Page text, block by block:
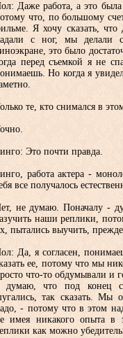
Даже работа, а это была
что, по большому
Я хочу сказать, что
с ног, мы делали
это было
перед съемкой я не
Но когда я
те, кто снимался в
Это почти правда.
работа актера -
все получалось
не думаю. Поначалу -
наши реплики,
пытались выучить,
Да, я согласен,
ее, потому что мы
что-то обдумывали и
думаю, что под конец
так сказать. Мы
- потому что в этом
имея никакого опыта в
как можно